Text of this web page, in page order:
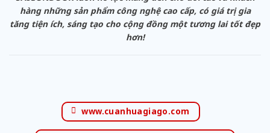
hàng những sản phẩm công nghệ cao cấp, có giá trị gia
tăng tiện ích, sáng tạo cho cộng đồng một tương lai tốt đẹp
hơn!
www.cuanhuagiago.com